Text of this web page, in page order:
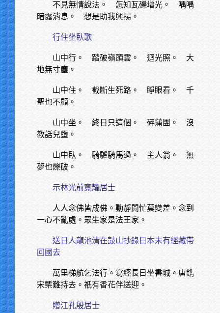
不見無情說法。 怎知瓦礫增光。 喁喁
暗露消息。 想是助我興揚。
行住坐臥歌
山中行。 踏破嶺頭雲。 迴光照。 大
地無寸塵。
山中住。 截斷生死路。 睜眼看。 千
聖也不顧。
山中坐。 終日只這個。 碎蒲團。 沒
教話兒墮。
山中臥。 騎驢騎馬過。 主人翁。 無
夢也爍破。
示林光前寬耀居士
人人念佛皆成佛。動靜閒忙莫變差。念到
一心不亂處。眾生家是法王家。
送日人龍池清在鼓山抄錄日本未有經藏帶
回國去
萬里梯航乞法行。寫經長日坐書城。唐鐫
宋槧難持去。祇有香花伴送迎。
贈江孔殷居士